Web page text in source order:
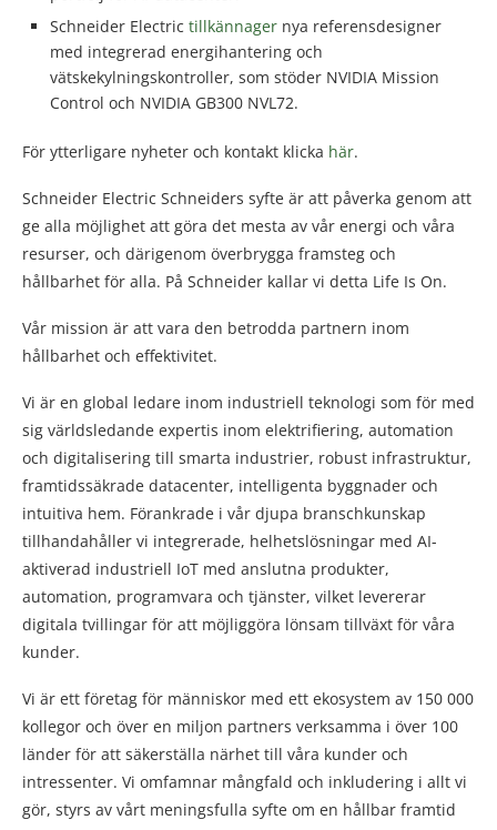
Schneider Electric tillkännager nya referensdesigner
med integrerad energihantering och
vätskekylningskontroller, som stöder NVIDIA Mission
Control och NVIDIA GB300 NVL72.
För ytterligare nyheter och kontakt klicka här.
Schneider Electric Schneiders syfte är att påverka genom att
ge alla möjlighet att göra det mesta av vår energi och våra
resurser, och därigenom överbrygga framsteg och
hållbarhet för alla. På Schneider kallar vi detta Life Is On.
Vår mission är att vara den betrodda partnern inom
hållbarhet och effektivitet.
Vi är en global ledare inom industriell teknologi som för med
sig världsledande expertis inom elektrifiering, automation
och digitalisering till smarta industrier, robust infrastruktur,
framtidssäkrade datacenter, intelligenta byggnader och
intuitiva hem. Förankrade i vår djupa branschkunskap
tillhandahåller vi integrerade, helhetslösningar med AI-
aktiverad industriell IoT med anslutna produkter,
automation, programvara och tjänster, vilket levererar
digitala tvillingar för att möjliggöra lönsam tillväxt för våra
kunder.
Vi är ett företag för människor med ett ekosystem av 150 000
kollegor och över en miljon partners verksamma i över 100
länder för att säkerställa närhet till våra kunder och
intressenter. Vi omfamnar mångfald och inkludering i allt vi
gör, styrs av vårt meningsfulla syfte om en hållbar framtid